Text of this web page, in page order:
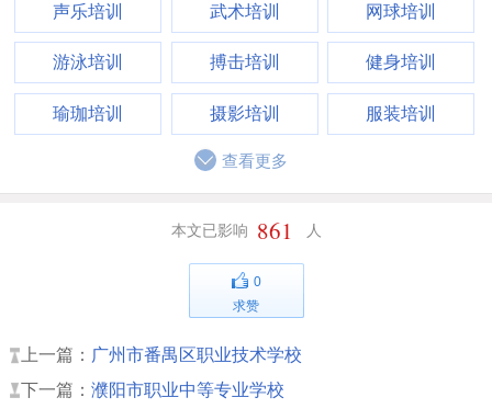
声乐培训 武术培训 网球培训
游泳培训 搏击培训 健身培训
瑜珈培训 摄影培训 服装培训
查看更多
本文已影响 861 人
0
求赞
上一篇： 广州市番禺区职业技术学校
下一篇： 濮阳市职业中等专业学校